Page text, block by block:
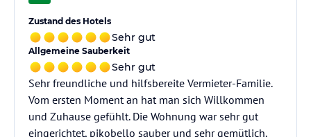
Zustand des Hotels
Sehr gut
Allgemeine Sauberkeit
Sehr gut
Sehr freundliche und hilfsbereite Vermieter-Familie.
Vom ersten Moment an hat man sich Willkommen
und Zuhause gefühlt. Die Wohnung war sehr gut
eingerichtet, pikobello sauber und sehr gemütlich.